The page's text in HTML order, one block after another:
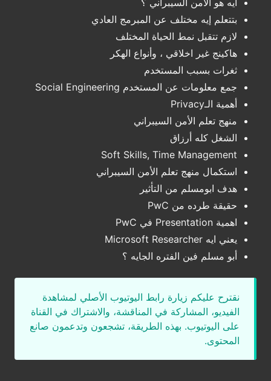
ايه هو الأمن السيبراني ؟
بتتعلم إيه مختلف عن المبرمج العادي
لازم تتقبل نمط الحياة المختلف
هاكينج غير اخلاقي ، وأنواع الهكر
ثغرات بسبب المستخدم
جمع معلومات عن المستخدم Social Engineering
أهمية الـPrivacy
منهج تعلم الأمن السيبراني
الشغل كله أرزاق
Soft Skills, Time Management
استكمال منهج تعلم الأمن السيبراني
هدف ابومسلم من التأثير
حقيقة طرده من PwC
اهمية Presentation في PwC
يعني ايه Microsoft Researcher
أبو مسلم فين الفتره الجايه ؟
نقترح عليكم زيارة رابط اليوتيوب الأصلي لمشاهدة
الفيديو، المشاركة في المناقشة، والاشتراك في القناة
على اليوتيوب. بهذه الطريقة، تشجعون وتدعمون صانع
المحتوى.